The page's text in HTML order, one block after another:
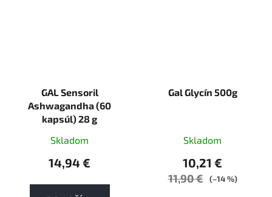
GAL Sensoril
Ashwagandha (60
kapsúl) 28 g
Skladom
14,94 €
Gal Glycín 500g
Skladom
10,21 €
11,90 € (–14 %)